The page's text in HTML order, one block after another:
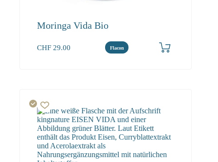
Moringa Vida Bio
CHF 29.00 Flacon